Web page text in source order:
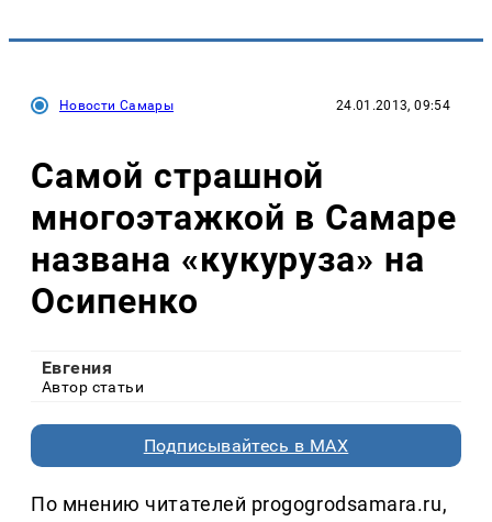
Новости Самары 24.01.2013, 09:54
Самой страшной
многоэтажкой в Самаре
названа «кукуруза» на
Осипенко
Евгения
Автор статьи
Подписывайтесь в MAX
По мнению читателей progogrodsamara.ru,